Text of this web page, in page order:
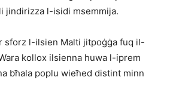
jindirizza l-isidi msemmija.
sforz l-ilsien Malti jitpoġġa fuq il-
kollox ilsienna huwa l-iprem
bħala poplu wieħed distint minn